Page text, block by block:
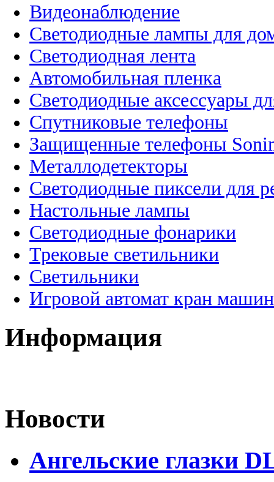
Видеонаблюдение
Светодиодные лампы для
Светодиодная лента
Автомобильная пленка
Светодиодные аксессуары
Спутниковые телефоны
Защищенные телефоны
Металлодетекторы
Светодиодные пиксели для
Настольные лампы
Светодиодные фонарики
Трековые светильники
Светильники
Игровой автомат кран
Информация
Новости
Ангельские глазки